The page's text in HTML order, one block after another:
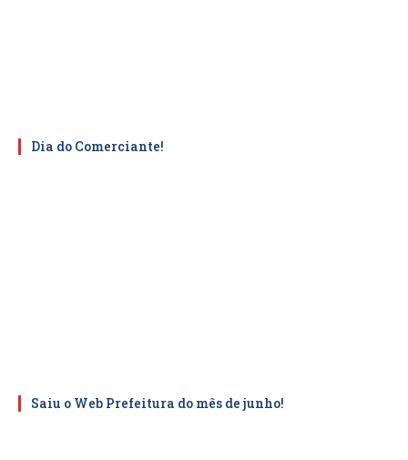
Dia do Comerciante!
Saiu o Web Prefeitura do mês de junho!